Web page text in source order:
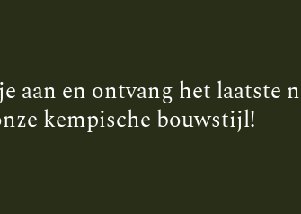
aan en ontvang het laatste
kempische bouwstijl!